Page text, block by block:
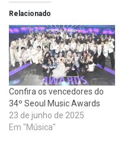
Relacionado
Confira os vencedores do
34º Seoul Music Awards
23 de junho de 2025
Em "Música"